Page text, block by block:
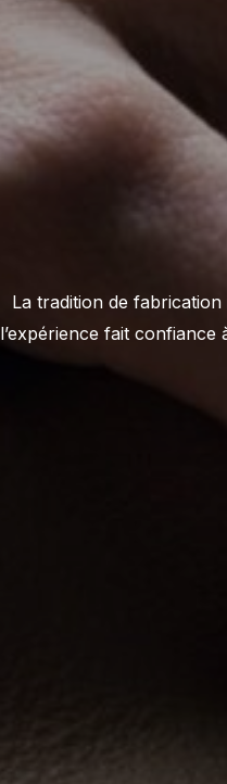
La tradition de fabrication
l’expérience fait confiance